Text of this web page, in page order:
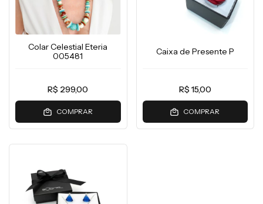
Colar Celestial Eteria
005481
R$ 299,00
COMPRAR
Caixa de Presente P
R$ 15,00
COMPRAR